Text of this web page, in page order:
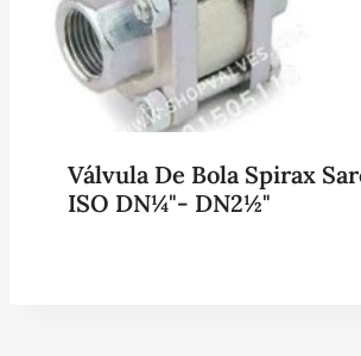
Válvula De Bola Spirax
ISO DN¼"- DN2½"